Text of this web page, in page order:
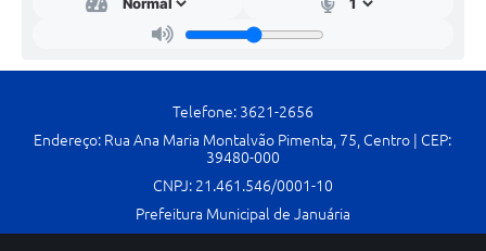
Telefone: 3621-2656
Endereço: Rua Ana Maria Montalvão Pimenta, 75, Centro | CEP:
39480-000
CNPJ: 21.461.546/0001-10
Prefeitura Municipal de Januária